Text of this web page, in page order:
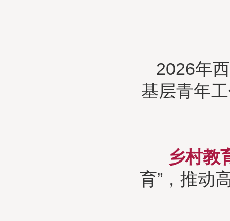
2026年
基层青年
乡村教
育”，推动